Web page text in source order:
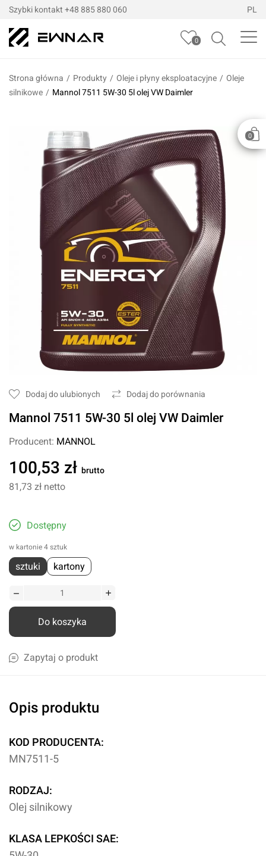
Szybki kontakt +48 885 880 060 PL
0
0
Strona główna / Produkty / Oleje i płyny eksploatacyjne / Oleje
silnikowe / Mannol 7511 5W-30 5l olej VW Daimler
Dodaj do ulubionych Dodaj do porównania
Mannol 7511 5W-30 5l olej VW Daimler
Producent: MANNOL
100,53 zł brutto
81,73 zł netto
Dostępny
w kartonie 4 sztuk
sztuki kartony
Do koszyka
Zapytaj o produkt
Opis produktu
KOD PRODUCENTA:
MN7511-5
RODZAJ:
Olej silnikowy
KLASA LEPKOŚCI SAE: